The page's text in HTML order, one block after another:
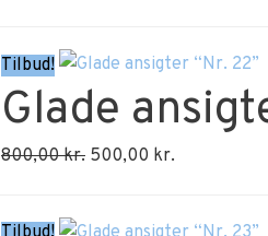
800,00 kr..500,00 kr..
Tilbud!
Glade
800,00kr. Den
500,00 kr.